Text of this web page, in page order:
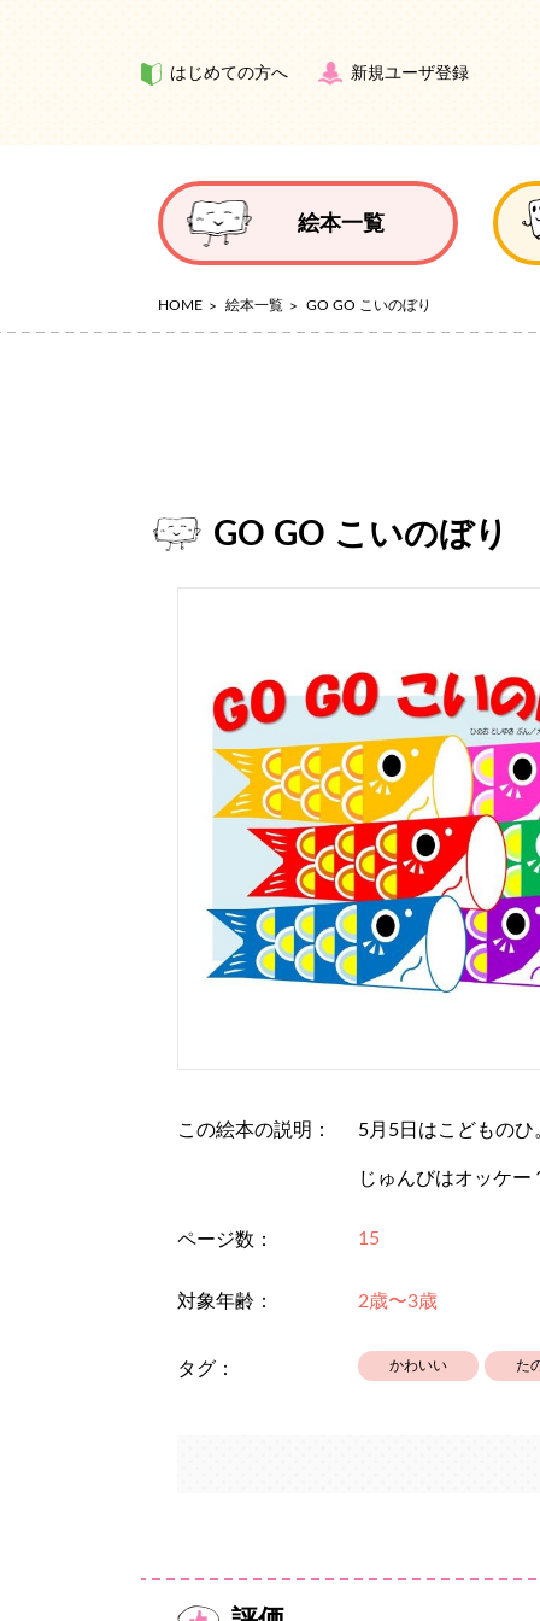
はじめての方へ 新規ユーザ登録
絵本一覧
HOME 絵本一覧 GO GO こいのぼり
GO GO こいのぼり
この絵本の説明： 5月5日はこどものひ
じゅんびはオッケー
ページ数： 15
対象年齢： 2歳〜3歳
タグ： かわいい た